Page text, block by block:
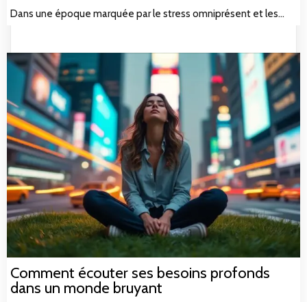
Dans une époque marquée par le stress omniprésent et les…
Comment écouter ses besoins profonds
dans un monde bruyant